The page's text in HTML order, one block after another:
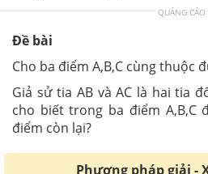
QUẢNG CÁO
Đề bài
Cho ba điểm A,B,C cùng thuộc
Giả sử tia AB và AC là hai tia
cho biết trong ba điểm A,B,C
điểm còn lại?
Phương pháp giải -